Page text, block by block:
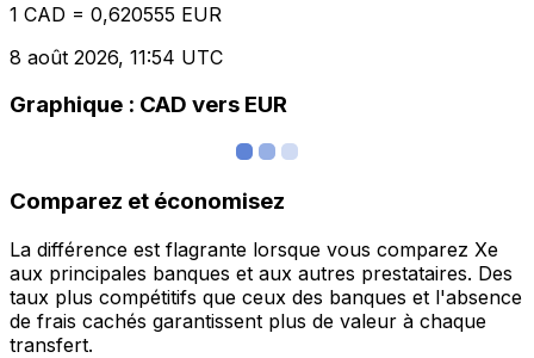
1 CAD = 0,620555 EUR
8 août 2026, 11:54 UTC
Graphique : CAD vers EUR
Comparez et économisez
La différence est flagrante lorsque vous comparez Xe
aux principales banques et aux autres prestataires. Des
taux plus compétitifs que ceux des banques et l'absence
de frais cachés garantissent plus de valeur à chaque
transfert.